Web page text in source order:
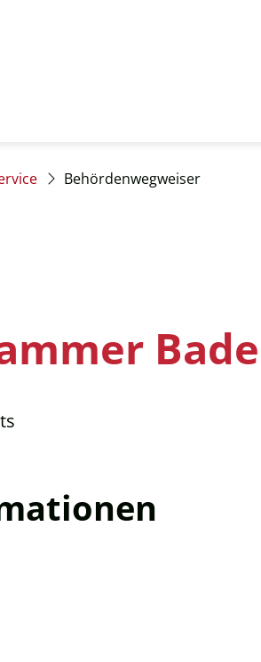
Behördenwegweiser